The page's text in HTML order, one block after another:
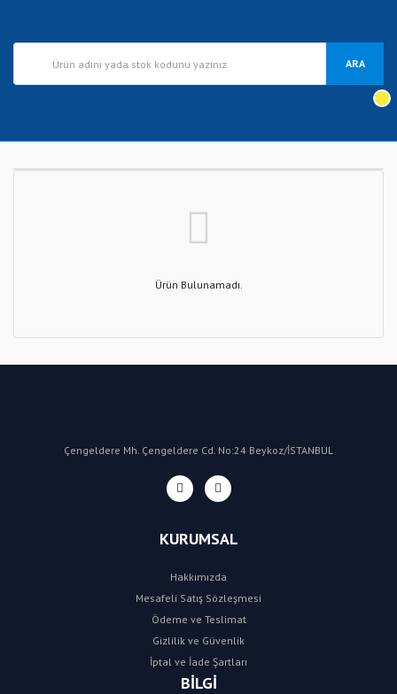
ARA
Ürün Bulunamadı.
Çengeldere Mh. Çengeldere Cd. No:24 Beykoz/İSTANBUL
KURUMSAL
Hakkımızda
Mesafeli Satış Sözleşmesi
Ödeme ve Teslimat
Gizlilik ve Güvenlik
İptal ve İade Şartları
BİLGİ